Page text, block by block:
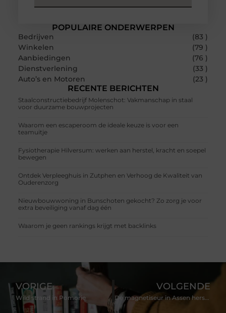
POPULAIRE ONDERWERPEN
Bedrijven
(83 )
Winkelen
(79 )
Aanbiedingen
(76 )
Dienstverlening
(33 )
Auto’s en Motoren
(23 )
RECENTE BERICHTEN
Staalconstructiebedrijf Molenschot: Vakmanschap in staal
voor duurzame bouwprojecten
Waarom een escaperoom de ideale keuze is voor een
teamuitje
Fysiotherapie Hilversum: werken aan herstel, kracht en soepel
bewegen
Ontdek Verpleeghuis in Zutphen en Verhoog de Kwaliteit van
Ouderenzorg
Nieuwbouwwoning in Bunschoten gekocht? Zo zorg je voor
extra beveiliging vanaf dag één
Waarom je geen rankings krijgt met backlinks
VORIGE
Wild strand in Pomorie
VOLGENDE
De magnetiseur in Assen herstelt je energie